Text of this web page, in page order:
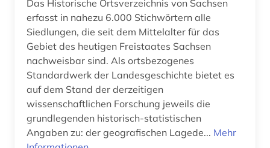
Das Historische Ortsverzeichnis von Sachsen
erfasst in nahezu 6.000 Stichwörtern alle
Siedlungen, die seit dem Mittelalter für das
Gebiet des heutigen Freistaates Sachsen
nachweisbar sind. Als ortsbezogenes
Standardwerk der Landesgeschichte bietet es
auf dem Stand der derzeitigen
wissenschaftlichen Forschung jeweils die
grundlegenden historisch-statistischen
Angaben zu: der geografischen Lagede... Mehr